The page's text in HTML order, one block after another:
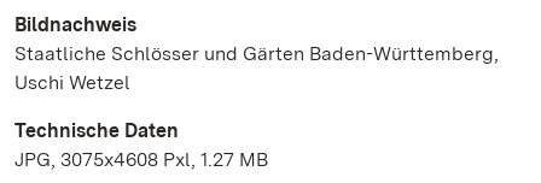
Bildnachweis
Staatliche Schlösser und Gärten Baden-Württemberg,
Uschi Wetzel
Technische Daten
JPG, 3075x4608 Pxl, 1.27 MB